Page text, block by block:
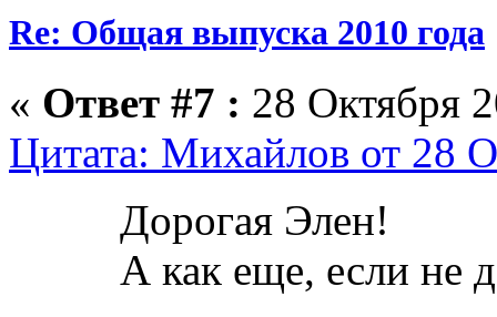
Re: Общая выпуска 2010 года
« Ответ #7 : 28 Октября
Цитата: Михайлов от 28
Дорогая Элен!
А как еще, если не